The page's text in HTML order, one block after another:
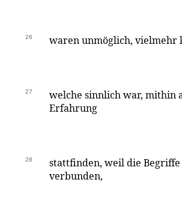
26 waren unmöglich, vielmehr
27
welche sinnlich war, mithin
Erfahrung
28
stattfinden, weil die Begriffe
verbunden,